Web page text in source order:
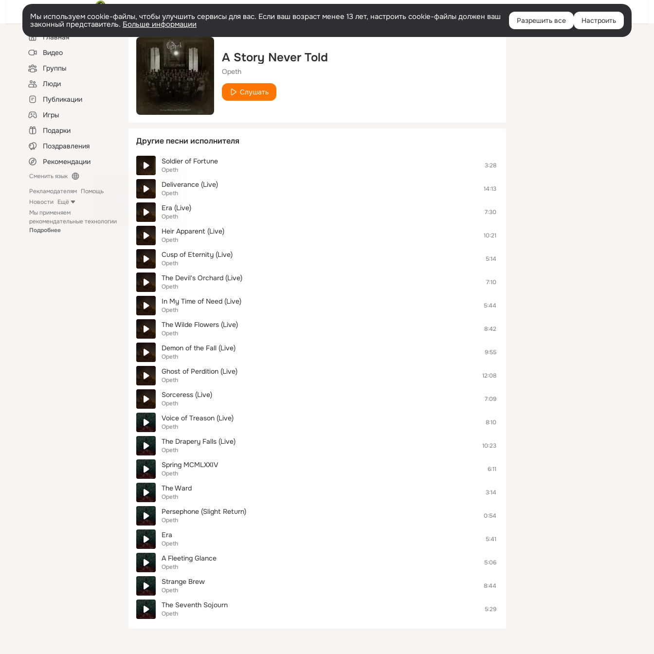
Войти
Мы используем cookie-файлы, чтобы улучшить сервисы для вас. Если ваш возраст менее 13 лет, настроить cookie-файлы должен ваш
законный представитель. Больше информации Разрешить все Настроить
Левая
колонкаГлавная
Видео
Группы
Люди
Публикации
Игры
Подарки
Поздравления
Рекомендации
Сменить язык
Рекламодателям Помощь
Новости Ещё
Мы применяем
рекомендательные технологии
Подробнее
A Story Never Told
Opeth
Слушать
Другие песни исполнителя
Soldier of Fortune
Opeth
3:28
Deliverance (Live)
Opeth
14:13
Era (Live)
Opeth
7:30
Heir Apparent (Live)
Opeth
10:21
Cusp of Eternity (Live)
Opeth
5:14
The Devil's Orchard (Live)
Opeth
7:10
In My Time of Need (Live)
Opeth
5:44
The Wilde Flowers (Live)
Opeth
8:42
Demon of the Fall (Live)
Opeth
9:55
Ghost of Perdition (Live)
Opeth
12:08
Sorceress (Live)
Opeth
7:09
Voice of Treason (Live)
Opeth
8:10
The Drapery Falls (Live)
Opeth
10:23
Spring MCMLXXIV
Opeth
6:11
The Ward
Opeth
3:14
Persephone (Slight Return)
Opeth
0:54
Era
Opeth
5:41
A Fleeting Glance
Opeth
5:06
Strange Brew
Opeth
8:44
The Seventh Sojourn
Opeth
5:29